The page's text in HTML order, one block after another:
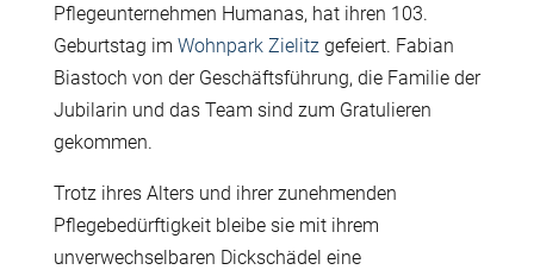
Pflegeunternehmen Humanas, hat ihren 103.
Geburtstag im Wohnpark Zielitz gefeiert. Fabian
Biastoch von der Geschäftsführung, die Familie der
Jubilarin und das Team sind zum Gratulieren
gekommen.
Trotz ihres Alters und ihrer zunehmenden
Pflegebedürftigkeit bleibe sie mit ihrem
unverwechselbaren Dickschädel eine